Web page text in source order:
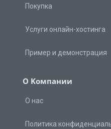
Покупка
Услуги онлайн-хостинга
Пример и демонстрация
О Kомпании
О нас
Политика